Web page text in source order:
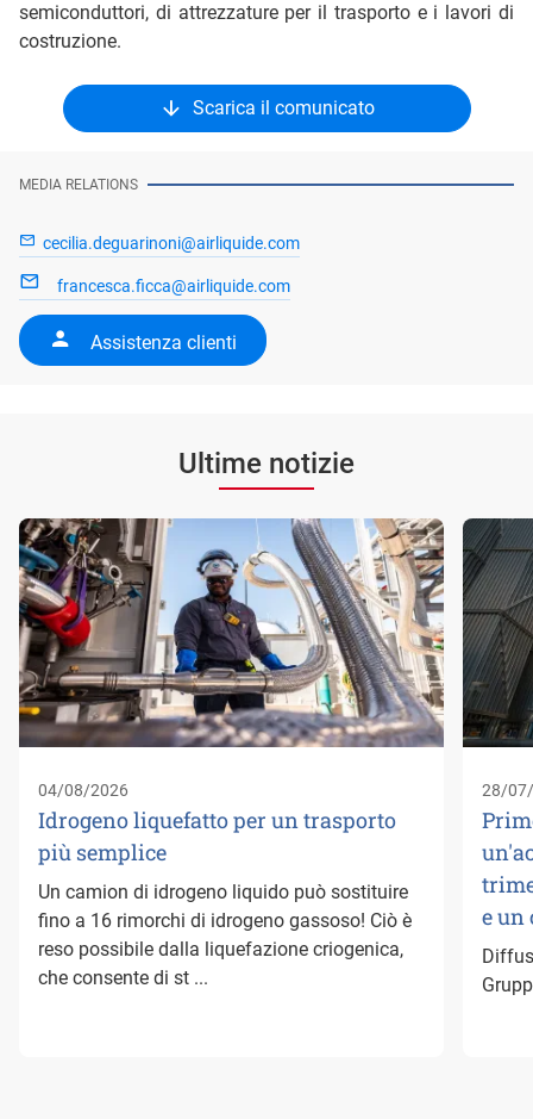
semiconduttori, di attrezzature per il trasporto e i lavori di
costruzione.
Scarica il comunicato
MEDIA RELATIONS
cecilia.deguarinoni@airliquide.com
francesca.ficca@airliquide.com
Assistenza clienti
Ultime notizie
04/08/2026
Idrogeno liquefatto per un trasporto
più semplice
Un camion di idrogeno liquido può sostituire
fino a 16 rimorchi di idrogeno gassoso! Ciò è
reso possibile dalla liquefazione criogenica,
che consente di st ...
28/
e